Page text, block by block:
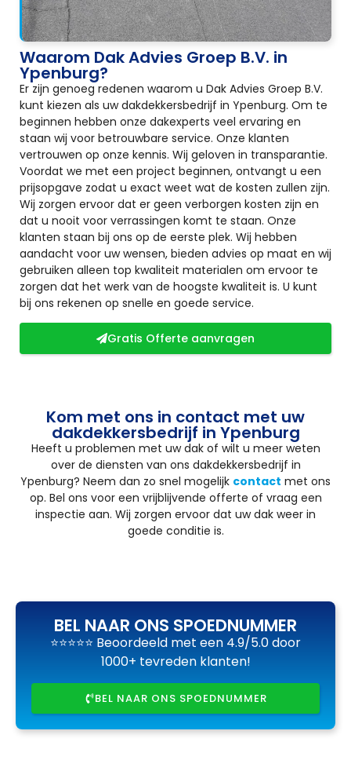
Waarom Dak Advies Groep B.V. in
Ypenburg?
Er zijn genoeg redenen waarom u Dak Advies Groep B.V.
kunt kiezen als uw dakdekkersbedrijf in Ypenburg. Om te
beginnen hebben onze dakexperts veel ervaring en
staan wij voor betrouwbare service. Onze klanten
vertrouwen op onze kennis. Wij geloven in transparantie.
Voordat we met een project beginnen, ontvangt u een
prijsopgave zodat u exact weet wat de kosten zullen zijn.
Wij zorgen ervoor dat er geen verborgen kosten zijn en
dat u nooit voor verrassingen komt te staan. Onze
klanten staan bij ons op de eerste plek. Wij hebben
aandacht voor uw wensen, bieden advies op maat en wij
gebruiken alleen top kwaliteit materialen om ervoor te
zorgen dat het werk van de hoogste kwaliteit is. U kunt
bij ons rekenen op snelle en goede service.
Gratis Offerte aanvragen
Kom met ons in contact met uw
dakdekkersbedrijf in Ypenburg
Heeft u problemen met uw dak of wilt u meer weten
over de diensten van ons dakdekkersbedrijf in
Ypenburg? Neem dan zo snel mogelijk contact met ons
op. Bel ons voor een vrijblijvende offerte of vraag een
inspectie aan. Wij zorgen ervoor dat uw dak weer in
goede conditie is.
BEL NAAR ONS SPOEDNUMMER
⭐⭐⭐⭐⭐ Beoordeeld met een 4.9/5.0 door
1000+ tevreden klanten!
BEL NAAR ONS SPOEDNUMMER